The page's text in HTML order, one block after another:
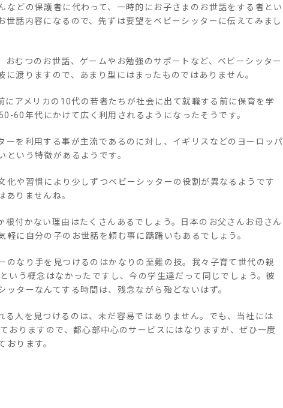
どの保護者に代わって、一時的にお子さまのお世話をする者とい
話内容になるので、先ずは要望をベビーシッターに伝えてみまし
むつのお世話、ゲームやお勉強のサポートなど、ベビーシッター
渡りますので、あまり型にはまったものではありません。
アメリカの10代の若者たちが社会に出て就職する前に保育を学
60年代にかけて広く利用されるようになったそうです。
ーを利用する事が主流であるのに対し、イギリスなどのヨーロッパ
いう特徴があるようです。
化や習慣により少しずつベビーシッターの役割が異なるようです
ありませんね。
付かない理由はたくさんあるでしょう。日本のお父さんお母さん
に自分の子のお世話を頼む事に躊躇いもあるでしょう。
のなり手を見つけるのはかなりの至難の技。我々子育て世代の親
いう概念はなかったですし、今の学生達だって同じでしょう。彼
ターなんてする時間は、残念ながら殆どないはず。
る人を見つけるのは、未だ容易ではありません。でも、当社には
おりますので、都心部中心のサービスにはなりますが、ぜひ一度
おります。